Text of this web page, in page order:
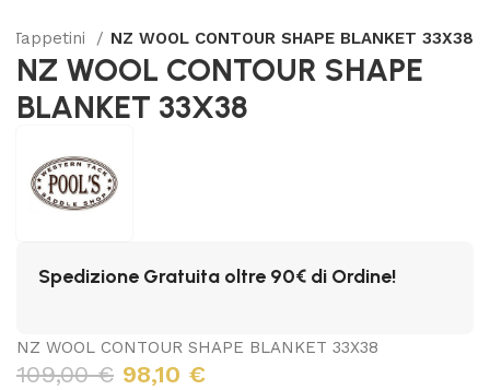
Tappetini NZ WOOL CONTOUR SHAPE BLANKET 33X38
NZ WOOL CONTOUR SHAPE
BLANKET 33X38
Spedizione Gratuita oltre 90€ di Ordine!
NZ WOOL CONTOUR SHAPE BLANKET 33X38
109,00€ 98,10 €